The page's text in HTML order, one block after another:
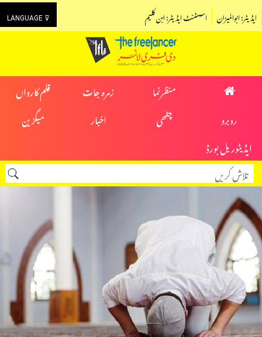
LANGUAGE ⊽ اسسٹنٹ ایڈیٹر: ابن کلیم ایڈیٹر: ابوالمیزان
منظرنما زمرہ جات
قلم کارواں
روبرو
چٹھی اخبار
میگزین
ایڈیٹوریل بورڈ